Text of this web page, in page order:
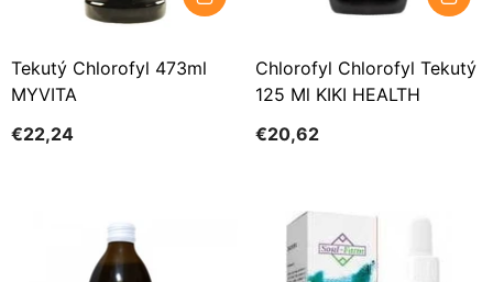
Tekutý Chlorofyl 473ml
MYVITA
€22,24
Chlorofyl Chlorofyl Tekutý
125 Ml KIKI HEALTH
€20,62